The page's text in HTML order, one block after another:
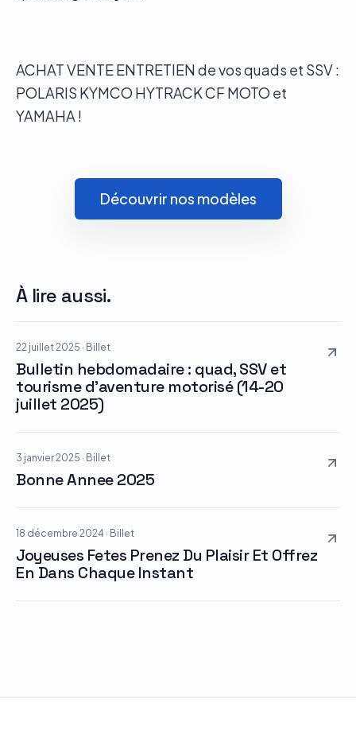
ACHAT VENTE ENTRETIEN de vos quads et SSV :
POLARIS KYMCO HYTRACK CF MOTO et
YAMAHA !
Découvrir nos modèles
À lire aussi.
22 juillet 2025 · Billet
Bulletin hebdomadaire : quad, SSV et
tourisme d’aventure motorisé (14-20
juillet 2025)
3 janvier 2025 · Billet
Bonne Annee 2025
18 décembre 2024 · Billet
Joyeuses Fetes Prenez Du Plaisir Et Offrez
En Dans Chaque Instant